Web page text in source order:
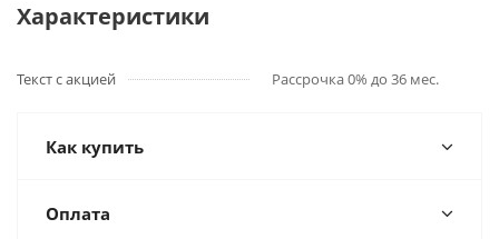
Характеристики
Текст с акцией Рассрочка 0% до 36 мес.
Как купить
Оплата